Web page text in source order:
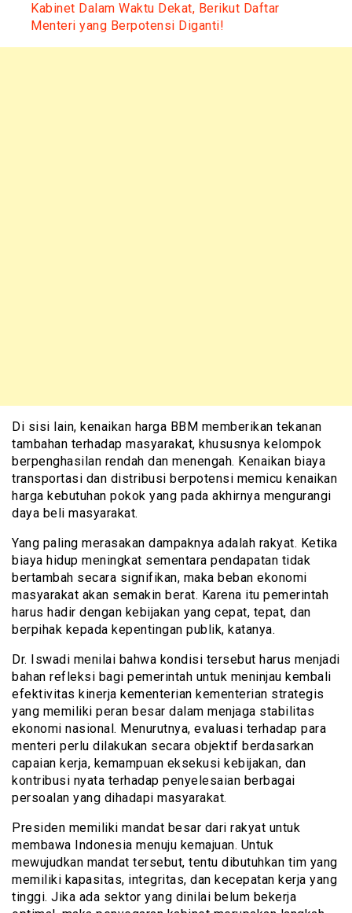
Kabinet Dalam Waktu Dekat, Berikut Daftar
Menteri yang Berpotensi Diganti!
Di sisi lain, kenaikan harga BBM memberikan tekanan
tambahan terhadap masyarakat, khususnya kelompok
berpenghasilan rendah dan menengah. Kenaikan biaya
transportasi dan distribusi berpotensi memicu kenaikan
harga kebutuhan pokok yang pada akhirnya mengurangi
daya beli masyarakat.
Yang paling merasakan dampaknya adalah rakyat. Ketika
biaya hidup meningkat sementara pendapatan tidak
bertambah secara signifikan, maka beban ekonomi
masyarakat akan semakin berat. Karena itu pemerintah
harus hadir dengan kebijakan yang cepat, tepat, dan
berpihak kepada kepentingan publik, katanya.
Dr. Iswadi menilai bahwa kondisi tersebut harus menjadi
bahan refleksi bagi pemerintah untuk meninjau kembali
efektivitas kinerja kementerian kementerian strategis
yang memiliki peran besar dalam menjaga stabilitas
ekonomi nasional. Menurutnya, evaluasi terhadap para
menteri perlu dilakukan secara objektif berdasarkan
capaian kerja, kemampuan eksekusi kebijakan, dan
kontribusi nyata terhadap penyelesaian berbagai
persoalan yang dihadapi masyarakat.
Presiden memiliki mandat besar dari rakyat untuk
membawa Indonesia menuju kemajuan. Untuk
mewujudkan mandat tersebut, tentu dibutuhkan tim yang
memiliki kapasitas, integritas, dan kecepatan kerja yang
tinggi. Jika ada sektor yang dinilai belum bekerja